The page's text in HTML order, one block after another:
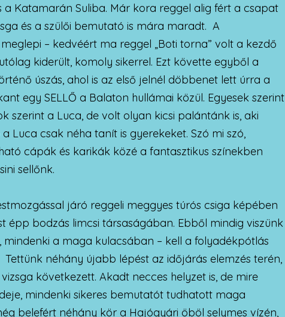
a Katamarán Suliba. Már kora reggel alig fért a csapat
és a szülői bemutató is mára maradt. A
– kedvéért ma reggel „Boti torna” volt a kezdő
kiderült, komoly sikerrel. Ezt követte egyből a
úszás, ahol is az első jelnél döbbenet lett úrra a
egy SELLŐ a Balaton hullámai közül. Egyesek szerint
szerint a Luca, de volt olyan kicsi palántánk is, aki
Luca csak néha tanít is gyerekeket. Szó mi szó,
cápák és karikák közé a fantasztikus színekben
sellőnk.
járó reggeli meggyes túrós csiga képében
épp bodzás limcsi társaságában. Ebből mindig viszünk
mindenki a maga kulacsában – kell a folyadékpótlás
Tettünk néhány újabb lépést az időjárás elemzés terén,
következett. Akadt necces helyzet is, de mire
mindenki sikeres bemutatót tudhatott maga
belefért néhány kör a Hajógyári öböl selymes vízén,